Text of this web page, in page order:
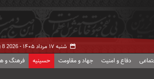
شنبه ۱۷ مرداد ۱۴۰۵ - 8 2026
دفاع و امنیت جهاد و مقاومت حسینیه فرهنگ و